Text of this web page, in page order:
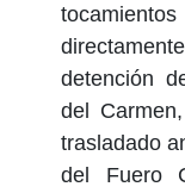
detención
del
trasladado
del Fuero